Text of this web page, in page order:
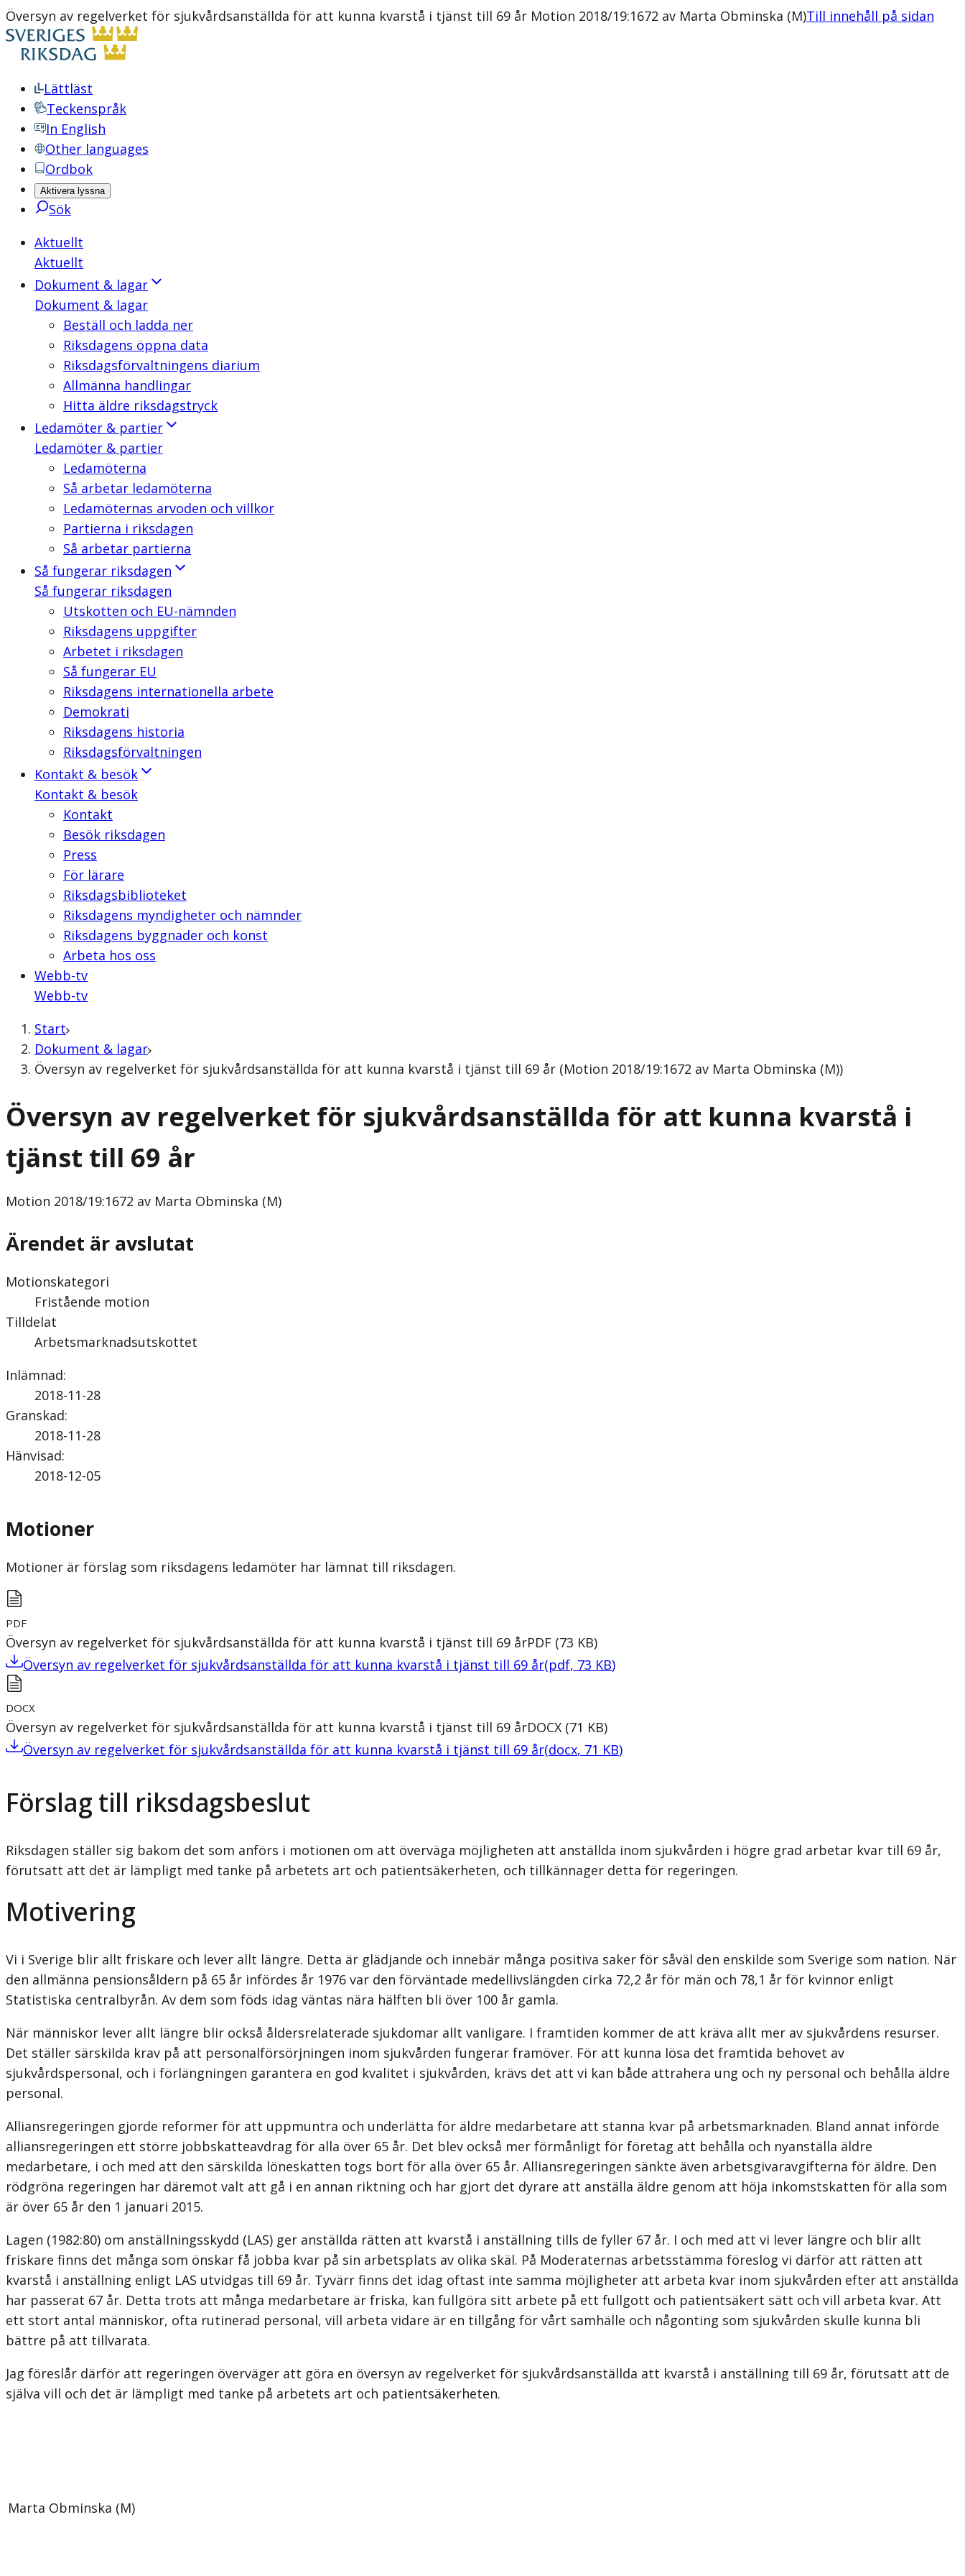
Översyn av regelverket för sjukvårdsanställda för att kunna kvarstå i tjänst till 69 år Motion 2018/19:1672 av Marta Obminska (M)Till innehåll på sidan
Lättläst
Teckenspråk
In English
Other languages
Ordbok
Aktivera lyssna
Sök
Aktuellt
Aktuellt
Dokument & lagar
Dokument & lagar
Beställ och ladda ner
Riksdagens öppna data
Riksdagsförvaltningens diarium
Allmänna handlingar
Hitta äldre riksdagstryck
Ledamöter & partier
Ledamöter & partier
Ledamöterna
Så arbetar ledamöterna
Ledamöternas arvoden och villkor
Partierna i riksdagen
Så arbetar partierna
Så fungerar riksdagen
Så fungerar riksdagen
Utskotten och EU-nämnden
Riksdagens uppgifter
Arbetet i riksdagen
Så fungerar EU
Riksdagens internationella arbete
Demokrati
Riksdagens historia
Riksdagsförvaltningen
Kontakt & besök
Kontakt & besök
Kontakt
Besök riksdagen
Press
För lärare
Riksdagsbiblioteket
Riksdagens myndigheter och nämnder
Riksdagens byggnader och konst
Arbeta hos oss
Webb-tv
Webb-tv
Start
Dokument & lagar
Översyn av regelverket för sjukvårdsanställda för att kunna kvarstå i tjänst till 69 år (Motion 2018/19:1672 av Marta Obminska (M))
Översyn av regelverket för sjukvårdsanställda för att kunna kvarstå i
tjänst till 69 år
Motion 2018/19:1672 av Marta Obminska (M)
Ärendet är avslutat
Motionskategori
Fristående motion
Tilldelat
Arbetsmarknadsutskottet
Inlämnad:
2018-11-28
Granskad:
2018-11-28
Hänvisad:
2018-12-05
Motioner
Motioner är förslag som riksdagens ledamöter har lämnat till riksdagen.
PDF
Översyn av regelverket för sjukvårdsanställda för att kunna kvarstå i tjänst till 69 årPDF (73 KB)
Översyn av regelverket för sjukvårdsanställda för att kunna kvarstå i tjänst till 69 år(pdf, 73 KB)
DOCX
Översyn av regelverket för sjukvårdsanställda för att kunna kvarstå i tjänst till 69 årDOCX (71 KB)
Översyn av regelverket för sjukvårdsanställda för att kunna kvarstå i tjänst till 69 år(docx, 71 KB)
Förslag till riksdagsbeslut
Riksdagen ställer sig bakom det som anförs i motionen om att överväga möjligheten att anställda inom sjukvården i högre grad arbetar kvar till 69 år,
förutsatt att det är lämpligt med tanke på arbetets art och patientsäkerheten, och tillkännager detta för regeringen.
Motivering
Vi i Sverige blir allt friskare och lever allt längre. Detta är glädjande och innebär många positiva saker för såväl den enskilde som Sverige som nation. När
den allmänna pensionsåldern på 65 år infördes år 1976 var den förväntade medellivslängden cirka 72,2 år för män och 78,1 år för kvinnor enligt
Statistiska centralbyrån. Av dem som föds idag väntas nära hälften bli över 100 år gamla.
När människor lever allt längre blir också åldersrelaterade sjukdomar allt vanligare. I framtiden kommer de att kräva allt mer av sjukvårdens resurser.
Det ställer särskilda krav på att personalförsörjningen inom sjukvården fungerar framöver. För att kunna lösa det framtida behovet av
sjukvårdspersonal, och i förlängningen garantera en god kvalitet i sjukvården, krävs det att vi kan både attrahera ung och ny personal och behålla äldre
personal.
Alliansregeringen gjorde reformer för att uppmuntra och underlätta för äldre medar­betare att stanna kvar på arbetsmarknaden. Bland annat införde
alliansregeringen ett större jobbskatteavdrag för alla över 65 år. Det blev också mer förmånligt för företag att behålla och nyanställa äldre
medarbetare, i och med att den särskilda löneskatten togs bort för alla över 65 år. Alliansregeringen sänkte även arbetsgivaravgifterna för äldre. Den
rödgröna regeringen har däremot valt att gå i en annan riktning och har gjort det dyrare att anställa äldre genom att höja inkomstskatten för alla som
är över 65 år den 1 januari 2015.
Lagen (1982:80) om anställningsskydd (LAS) ger anställda rätten att kvarstå i anställning tills de fyller 67 år. I och med att vi lever längre och blir allt
friskare finns det många som önskar få jobba kvar på sin arbetsplats av olika skäl. På Moderaternas arbetsstämma föreslog vi därför att rätten att
kvarstå i anställning enligt LAS utvidgas till 69 år. Tyvärr finns det idag oftast inte samma möjligheter att arbeta kvar inom sjukvården efter att anställda
har passerat 67 år. Detta trots att många medarbetare är friska, kan fullgöra sitt arbete på ett fullgott och patientsäkert sätt och vill arbeta kvar. Att
ett stort antal människor, ofta rutinerad personal, vill arbeta vidare är en tillgång för vårt samhälle och någonting som sjukvården skulle kunna bli
bättre på att tillvarata.
Jag föreslår därför att regeringen överväger att göra en översyn av regelverket för sjukvårdsanställda att kvarstå i anställning till 69 år, förutsatt att de
själva vill och det är lämpligt med tanke på arbetets art och patientsäkerheten.
Marta Obminska (M)